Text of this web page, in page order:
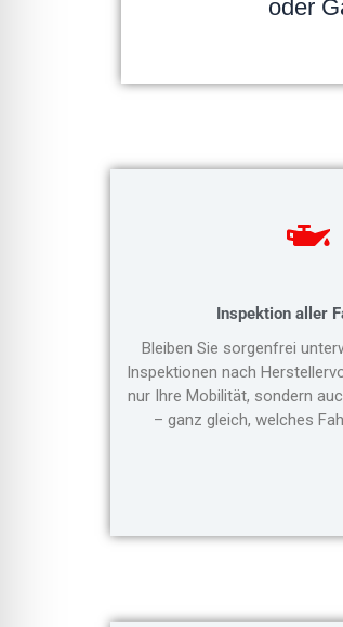
oder
Inspektion aller
Bleiben Sie sorgenfrei
Inspektionen nach
nur Ihre Mobilität, sondern
– ganz gleich, welches